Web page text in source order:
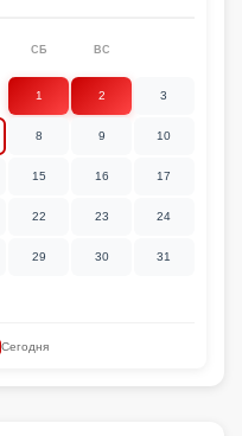
СБ ВС
1 2 3
8 9 10
15 16 17
22 23 24
29 30 31
Сегодня